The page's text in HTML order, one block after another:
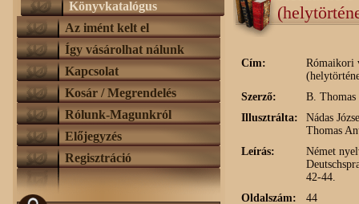
Könyvkatalógus
Az imént kelt el
Így vásárolhat nálunk
Kapcsolat
Kosár / Megrendelés
Rólunk-Magunkról
Előjegyzés
Regisztráció
Cím:
Rómaikori
Szerző:
B.
Illusztrálta:
Nádas
Thomas
Leírás:
Német
42-44.
Oldalszám:
44